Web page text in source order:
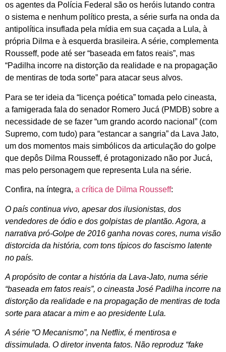
os agentes da Polícia Federal são os heróis lutando contra
o sistema e nenhum político presta, a série surfa na onda da
antipolítica insuflada pela mídia em sua caçada a Lula, à
própria Dilma e à esquerda brasileira. A série, complementa
Rousseff, pode até ser “baseada em fatos reais”, mas
“Padilha incorre na distorção da realidade e na propagação
de mentiras de toda sorte” para atacar seus alvos.
Para se ter ideia da “licença poética” tomada pelo cineasta,
a famigerada fala do senador Romero Jucá (PMDB) sobre a
necessidade de se fazer “um grando acordo nacional” (com
Supremo, com tudo) para “estancar a sangria” da Lava Jato,
um dos momentos mais simbólicos da articulação do golpe
que depôs Dilma Rousseff, é protagonizado não por Jucá,
mas pelo personagem que representa Lula na série.
Confira, na íntegra, a crítica de Dilma Rousseff:
O país continua vivo, apesar dos ilusionistas, dos
vendedores de ódio e dos golpistas de plantão. Agora, a
narrativa pró-Golpe de 2016 ganha novas cores, numa visão
distorcida da história, com tons típicos do fascismo latente
no país.
A propósito de contar a história da Lava-Jato, numa série
“baseada em fatos reais”, o cineasta José Padilha incorre na
distorção da realidade e na propagação de mentiras de toda
sorte para atacar a mim e ao presidente Lula.
A série “O Mecanismo”, na Netflix, é mentirosa e
dissimulada. O diretor inventa fatos. Não reproduz “fake